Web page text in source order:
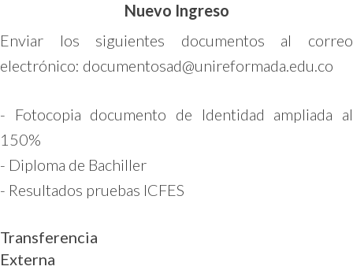
Nuevo Ingreso
Enviar los siguientes documentos al correo
electrónico: documentosad@unireformada.edu.co
- Fotocopia documento de Identidad ampliada al
150%
- Diploma de Bachiller
- Resultados pruebas ICFES
Transferencia
Externa